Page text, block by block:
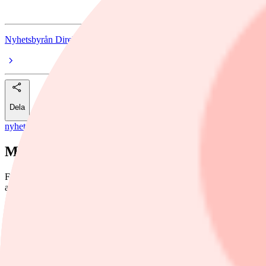
Nyhetsbyrån Direkt
Dela
nyheter
Meta och Amazon i mångmiljardavtal
Facebook-ägaren Meta Platforms och Amazons molntjänst AWS
andra AI-initiativ.